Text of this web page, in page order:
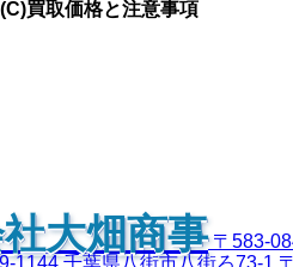
買取価格と注意事項
大畑商事 〒583-
1144 千葉県八街市八街ろ73-1